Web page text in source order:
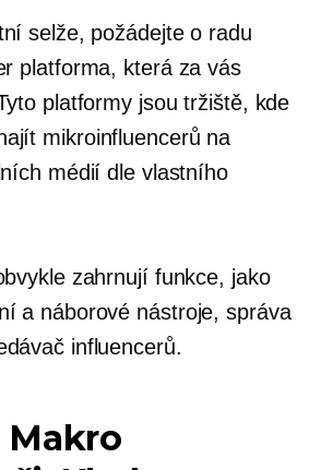
selže, požádejte o radu
platforma, která za vás
platformy jsou tržiště, kde
mikroinfluencerů na
médií dle vlastního
zahrnují funkce, jako
a náborové nástroje, správa
influencerů.
Makro